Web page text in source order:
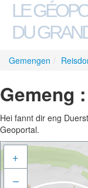
LE
DU
Gemengen /
Gemeng
Hei fannt dir eng
Geoportal.
+
–